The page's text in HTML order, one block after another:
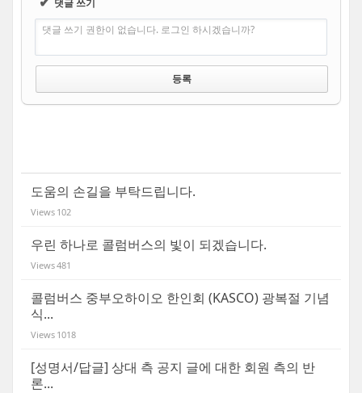
댓글 쓰기
댓글 쓰기 권한이 없습니다. 로그인 하시겠습니까?
도움의 손길을 부탁드립니다.
Views 102
우린 하나로 콜럼버스의 빛이 되겠습니다.
Views481
콜럼버스 중부오하이오 한인회 (KASCO) 광복절 기념
식...
Views 1018
[성명서/답글] 상대 측 공지 글에 대한 회원 측의 반
론...